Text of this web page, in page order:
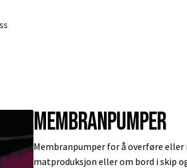
Membranpumper
Membranpumper for å overføre
matproduksjon eller om bord i skip